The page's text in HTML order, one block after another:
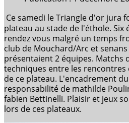
Ce samedi le Triangle d'or jura
plateau au stade de l'éthole. Six
rendez vous malgré un temps
club de Mouchard/Arc et senans
présentaient 2 équipes. Matchs
techniques entre les
de ce plateau. L'encadrement du
responsabilité de mathilde
fabien Bettinelli. Plaisir et jeux
lors de ces plateaux.